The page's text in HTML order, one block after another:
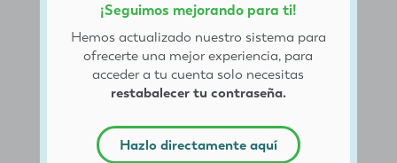
¡Seguimos mejorando para ti!
Hemos actualizado nuestro sistema para
ofrecerte una mejor experiencia, para
acceder a tu cuenta solo necesitas
restabalecer tu contraseña.
Hazlo directamente aquí